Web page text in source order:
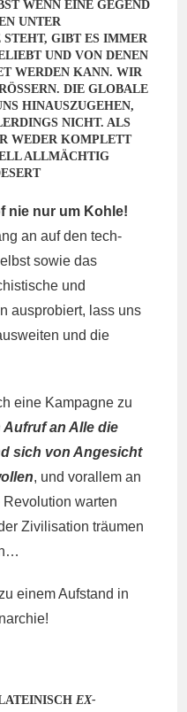
WENN EINE GEGEND
UNTER
GIBT ES IMMER
UND VON DENEN
WERDEN KANN. WIR
DIE GLOBALE S
HINAUSZUGEHEN, D
NICHT. ALS A
KOMPLETT M
ALLMÄCHTIG (
nie nur um Kohle!
an auf den tech-
sowie das
und
ausprobiert, lass uns
und die
eine Kampagne zu
Aufruf an Alle die
sich von Angesicht
, und vorallem an
warten
Zivilisation träumen
einem Aufstand in
EX-